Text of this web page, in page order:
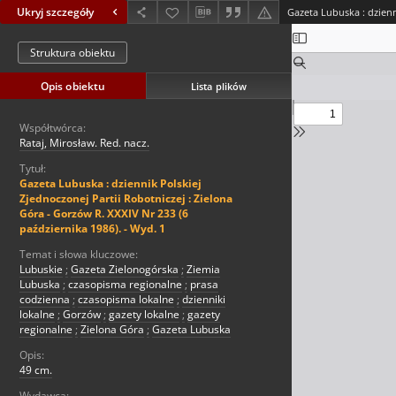
Ukryj szczegóły
Struktura obiektu
Opis obiektu Lista plików
Współtwórca:
Rataj, Mirosław. Red. nacz.
Tytuł:
Gazeta Lubuska : dziennik Polskiej
Zjednoczonej Partii Robotniczej : Zielona
Góra - Gorzów R. XXXIV Nr 233 (6
października 1986). - Wyd. 1
Temat i słowa kluczowe:
Lubuskie ; Gazeta Zielonogórska ; Ziemia
Lubuska ; czasopisma regionalne ; prasa
codzienna ; czasopisma lokalne ; dzienniki
lokalne ; Gorzów ; gazety lokalne ; gazety
regionalne ; Zielona Góra ; Gazeta Lubuska
Opis:
49 cm.